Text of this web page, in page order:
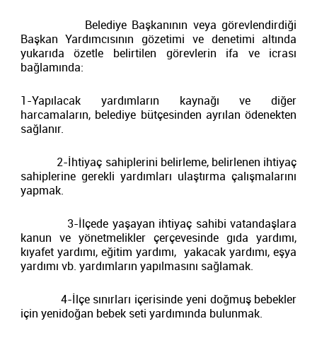
Belediye Başkanının veya görevlendirdiği
Başkan Yardımcısının gözetimi ve denetimi altında
yukarıda özetle belirtilen görevlerin ifa ve icrası
bağlamında:
1-Yapılacak yardımların kaynağı ve diğer
harcamaların, belediye bütçesinden ayrılan ödenekten
sağlanır.
2-İhtiyaç sahiplerini belirleme, belirlenen ihtiyaç
sahiplerine gerekli yardımları ulaştırma çalışmalarını
yapmak.
3-İlçede yaşayan ihtiyaç sahibi vatandaşlara
kanun ve yönetmelikler çerçevesinde gıda yardımı,
kıyafet yardımı, eğitim yardımı, yakacak yardımı, eşya
yardımı vb. yardımların yapılmasını sağlamak.
4-İlçe sınırları içerisinde yeni doğmuş bebekler
için yenidoğan bebek seti yardımında bulunmak.